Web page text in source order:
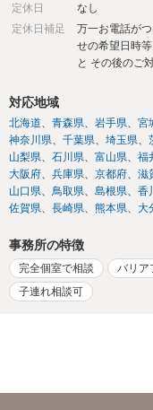
定休日
なし
定休日補足
万一お電話が
せの希望日時
と その後のご
対応地域
北海道 青森県 岩手県 宮
神奈川県
千葉県 埼玉県
山梨県
石川県 富山県 福
大阪府
兵庫県 京都府 滋
山口県
鳥取県 島根県 香
佐賀県
長崎県 熊本県 大
事務所の特徴
完全個室で相談 バリア
子連れ相談可